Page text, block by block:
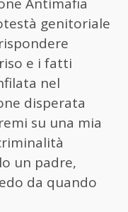
genitoriale
e i fatti
nel
disperata
su una mia
un padre,
da quando